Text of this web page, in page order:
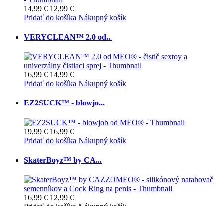
14,99 € 12,99 €
Pridať do košíka Nákupný košík
VERYCLEAN™ 2.0 od...
16,99 € 14,99 €
Pridať do košíka Nákupný košík
EZ2SUCK™ - blowjo...
19,99 € 16,99 €
Pridať do košíka Nákupný košík
SkaterBoyz™ by CA...
16,99 € 12,99 €